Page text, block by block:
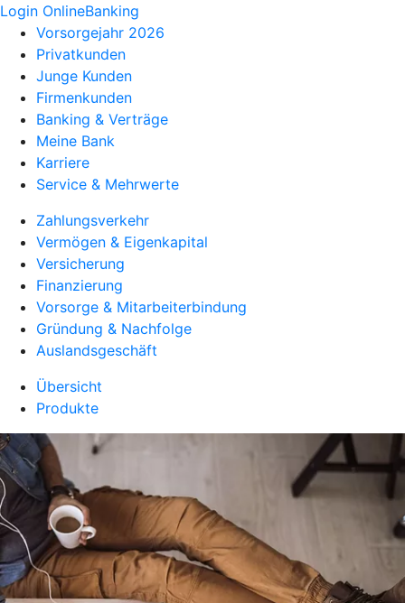
Login OnlineBanking
Vorsorgejahr 2026
Privatkunden
Junge Kunden
Firmenkunden
Banking & Verträge
Meine Bank
Karriere
Service & Mehrwerte
Zahlungsverkehr
Vermögen & Eigenkapital
Versicherung
Finanzierung
Vorsorge & Mitarbeiterbindung
Gründung & Nachfolge
Auslandsgeschäft
Übersicht
Produkte